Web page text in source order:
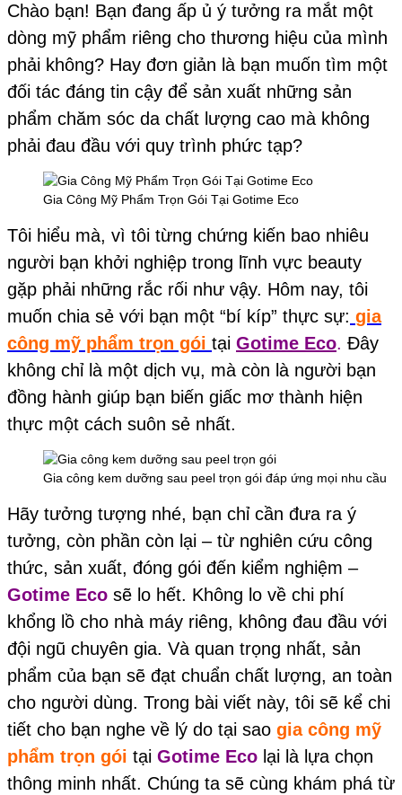
Chào bạn! Bạn đang ấp ủ ý tưởng ra mắt một
dòng mỹ phẩm riêng cho thương hiệu của mình
phải không? Hay đơn giản là bạn muốn tìm một
đối tác đáng tin cậy để sản xuất những sản
phẩm chăm sóc da chất lượng cao mà không
phải đau đầu với quy trình phức tạp?
Gia Công Mỹ Phẩm Trọn Gói Tại Gotime Eco
Tôi hiểu mà, vì tôi từng chứng kiến bao nhiêu
người bạn khởi nghiệp trong lĩnh vực beauty
gặp phải những rắc rối như vậy. Hôm nay, tôi
muốn chia sẻ với bạn một “bí kíp” thực sự: gia
công mỹ phẩm trọn gói tại Gotime Eco. Đây
không chỉ là một dịch vụ, mà còn là người bạn
đồng hành giúp bạn biến giấc mơ thành hiện
thực một cách suôn sẻ nhất.
Gia công kem dưỡng sau peel trọn gói đáp ứng mọi nhu cầu
Hãy tưởng tượng nhé, bạn chỉ cần đưa ra ý
tưởng, còn phần còn lại – từ nghiên cứu công
thức, sản xuất, đóng gói đến kiểm nghiệm –
Gotime Eco sẽ lo hết. Không lo về chi phí
khổng lồ cho nhà máy riêng, không đau đầu với
đội ngũ chuyên gia. Và quan trọng nhất, sản
phẩm của bạn sẽ đạt chuẩn chất lượng, an toàn
cho người dùng. Trong bài viết này, tôi sẽ kể chi
tiết cho bạn nghe về lý do tại sao gia công mỹ
phẩm trọn gói tại Gotime Eco lại là lựa chọn
thông minh nhất. Chúng ta sẽ cùng khám phá từ